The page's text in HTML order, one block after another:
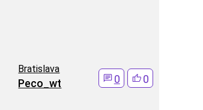
Bratislava
Peco_wt 0 0